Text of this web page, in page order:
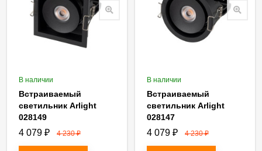
В наличии
Встраиваемый
светильник Arlight
028149
4 079 ₽ 4 230₽
В наличии
Встраиваемый
светильник Arlight
028147
4 079 ₽ 4 230₽